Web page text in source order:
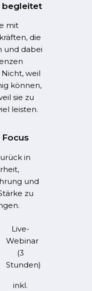
begleitet
mit
die
und dabei
weil
können,
sie zu
leisten.
Focus
in
und
zu
Live-
Webinar
(3
Stunden)
inkl.